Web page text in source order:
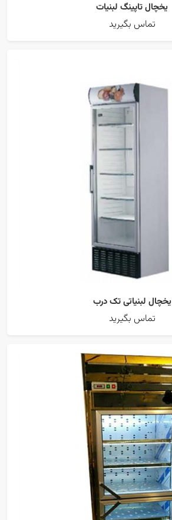
یخچال تاپینگ لبنیات
تماس بگیرید
یخچال لبنیاتی تک درب
تماس بگیرید